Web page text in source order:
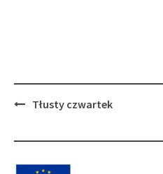
PostTłusty czwartek